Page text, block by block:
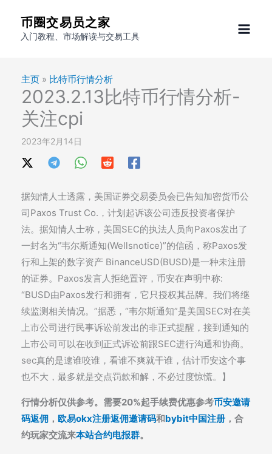
币圈交易员之家
入门教程、市场解读与交易工具
主页 » 比特币行情分析
2023.2.13比特币行情分析-
关注cpi
2023年2月14日
据知情人士透露，美国证券交易委员会已告知加密货币公
司Paxos Trust Co.，计划起诉该公司违反投资者保护
法。据知情人士称，美国SEC的执法人员向Paxos发出了
一封名为“韦尔斯通知(Wellsnotice)”的信函，称Paxos发
行和上架的数字资产 BinanceUSD(BUSD)是一种未注册
的证券。Paxos发言人拒绝置评，币安在声明中称:
“BUSD由Paxos发行和拥有，它只授权其品牌。我们将继
续监测相关情况。”据悉，“韦尔斯通知”是美国SEC对在美
上市公司进行民事诉讼前发出的非正式提醒，接到通知的
上市公司可以在收到正式诉讼前跟SEC进行沟通和协商。
sec真的是逮谁咬谁，看谁不爽就干谁，估计币安这个事
也不大，最多就是交点罚款和解，不必过度惊慌。】
行情分析仅供参考。需要20%起手续费优惠参考币安邀请
码返佣 ， 欧易okx注册返佣邀请码和bybit中国注册 ，合
约玩家交流来本站合约电报群。